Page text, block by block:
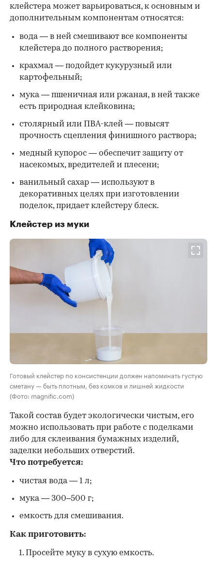
клейстера может варьироваться, к основным и
дополнительным компонентам относятся:
вода — в ней смешивают все компоненты
клейстера до полного растворения;
крахмал — подойдет кукурузный или
картофельный;
мука — пшеничная или ржаная, в ней также
есть природная клейковина;
столярный или ПВА-клей — повысят
прочность сцепления финишного раствора;
медный купорос — обеспечит защиту от
насекомых, вредителей и плесени;
ванильный сахар — используют в
декоративных целях при изготовлении
поделок, придает клейстеру блеск.
Клейстер из муки
Готовый клейстер по консистенции должен напоминать густую
сметану — быть плотным, без комков и лишней жидкости
(Фото: magnific.com)
Такой состав будет экологически чистым, его
можно использовать при работе с поделками
либо для склеивания бумажных изделий,
заделки небольших отверстий.
Что потребуется:
чистая вода — 1 л;
мука — 300–500 г;
емкость для смешивания.
Как приготовить:
Просейте муку в сухую емкость.